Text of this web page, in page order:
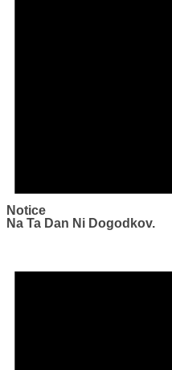
Notice
Na Ta Dan Ni Dogodkov.